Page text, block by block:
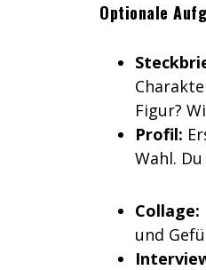
Optionale
Figur?
Profil:
Wahl.
Collage:
und